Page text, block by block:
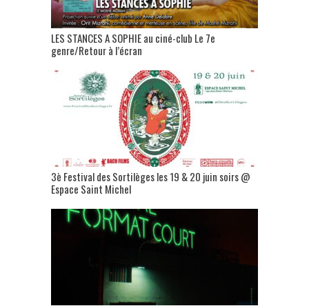
LES STANCES A SOPHIE au ciné-club Le 7e
genre/Retour à l’écran
3è Festival des Sortilèges les 19 & 20 juin soirs @
Espace Saint Michel